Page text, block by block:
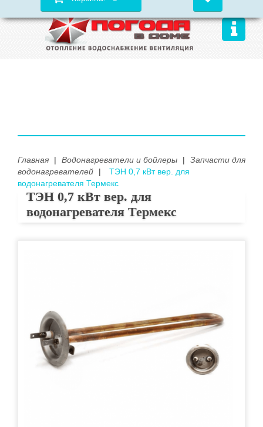
Главная | Водонагреватели и бойлеры |
Запчасти для
водонагревателей
|
ТЭН 0,7 кВт вер. для
водонагревателя Термекс
ТЭН 0,7 кВт вер. для
водонагревателя Термекс